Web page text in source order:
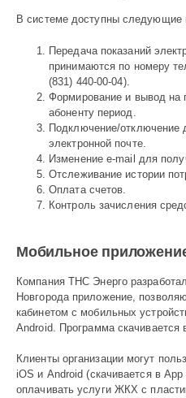
В системе доступны следующие
Передача показаний
принимаются по номеру
(831) 440-00-04).
Формирование и вывод на
абоненту период.
Подключение/отключение
электронной почте.
Изменение e-mail для
Отслеживание истории
Оплата счетов.
Контроль зачисления
Мобильное
Компания ТНС Энерго
Новгорода приложение,
кабинетом с мобильных
Android. Программа скачивается
Клиенты организации могут
iOS и Android (скачивается в
оплачивать услуги ЖКХ с